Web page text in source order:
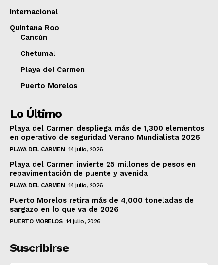
Internacional
Quintana Roo
Cancún
Chetumal
Playa del Carmen
Puerto Morelos
Lo Último
Playa del Carmen despliega más de 1,300 elementos
en operativo de seguridad Verano Mundialista 2026
PLAYA DEL CARMEN 14 julio, 2026
Playa del Carmen invierte 25 millones de pesos en
repavimentación de puente y avenida
PLAYA DEL CARMEN 14 julio, 2026
Puerto Morelos retira más de 4,000 toneladas de
sargazo en lo que va de 2026
PUERTO MORELOS 14 julio, 2026
Suscribirse